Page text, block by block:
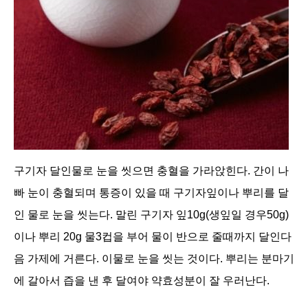
구기자 달인물로 눈을 씻으면 충혈을 가라앉힌다. 간이 나
빠 눈이 충혈되며 통증이 있을 때 구기자잎이나 뿌리를 달
인 물로 눈을 씻는다. 말린 구기자 잎10g(생잎일 경우50g)
이나 뿌리 20g 물3컵을 부어 물이 반으로 줄때까지 달인다
음 가제에 거른다. 이물로 눈을 씻는 것이다. 뿌리는 분마기
에 갈아서 즙을 낸 후 달여야 약효성분이 잘 우러난다.